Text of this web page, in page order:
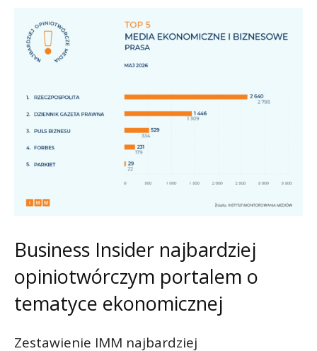
Business Insider najbardziej
opiniotwórczym portalem o
tematyce ekonomicznej
Zestawienie IMM najbardziej